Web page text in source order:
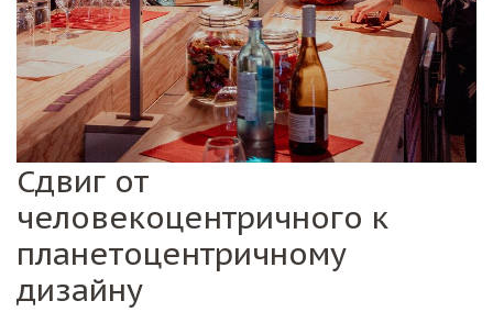
Сдвиг от
человекоцентричного к
планетоцентричному
дизайну